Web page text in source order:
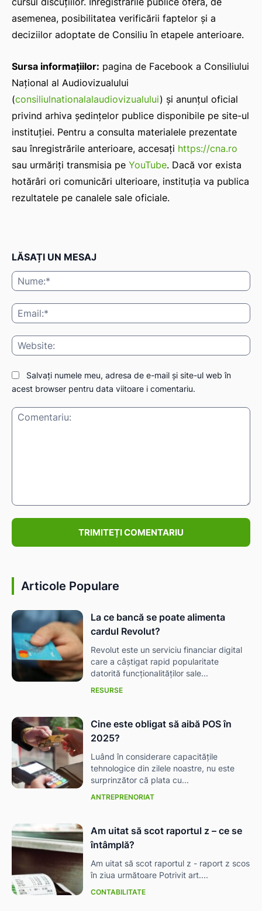
asemenea, posibilitatea verificării faptelor și a
deciziilor adoptate de Consiliu în etapele anterioare.
Sursa informațiilor: pagina de Facebook a Consiliului
Național al Audiovizualului
(consiliulnationalalaudiovizualului) și anunțul oficial
privind arhiva ședințelor publice disponibile pe site-ul
instituției. Pentru a consulta materialele prezentate
sau înregistrările anterioare, accesați https://cna.ro
sau urmăriți transmisia pe YouTube. Dacă vor exista
hotărâri ori comunicări ulterioare, instituția va publica
rezultatele pe canalele sale oficiale.
LĂSAȚI UN MESAJ
Salvați numele meu, adresa de e-mail și site-ul web în
acest browser pentru data viitoare i comentariu.
Articole Populare
La ce bancă se poate alimenta
cardul Revolut?
Revolut este un serviciu financiar digital
care a câștigat rapid popularitate
datorită funcționalităților sale...
RESURSE
Cine este obligat să aibă POS în
2025?
Luând în considerare capacitățile
tehnologice din zilele noastre, nu este
surprinzător că plata cu...
ANTREPRENORIAT
Am uitat să scot raportul z – ce se
întâmplă?
Am uitat să scot raportul z - raport z scos
în ziua următoare Potrivit art....
CONTABILITATE